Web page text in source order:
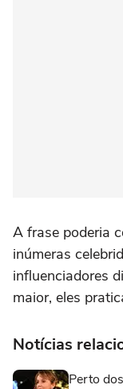
A frase poderia
inúmeras
influenciadores
maior, eles
Notícias
Perto